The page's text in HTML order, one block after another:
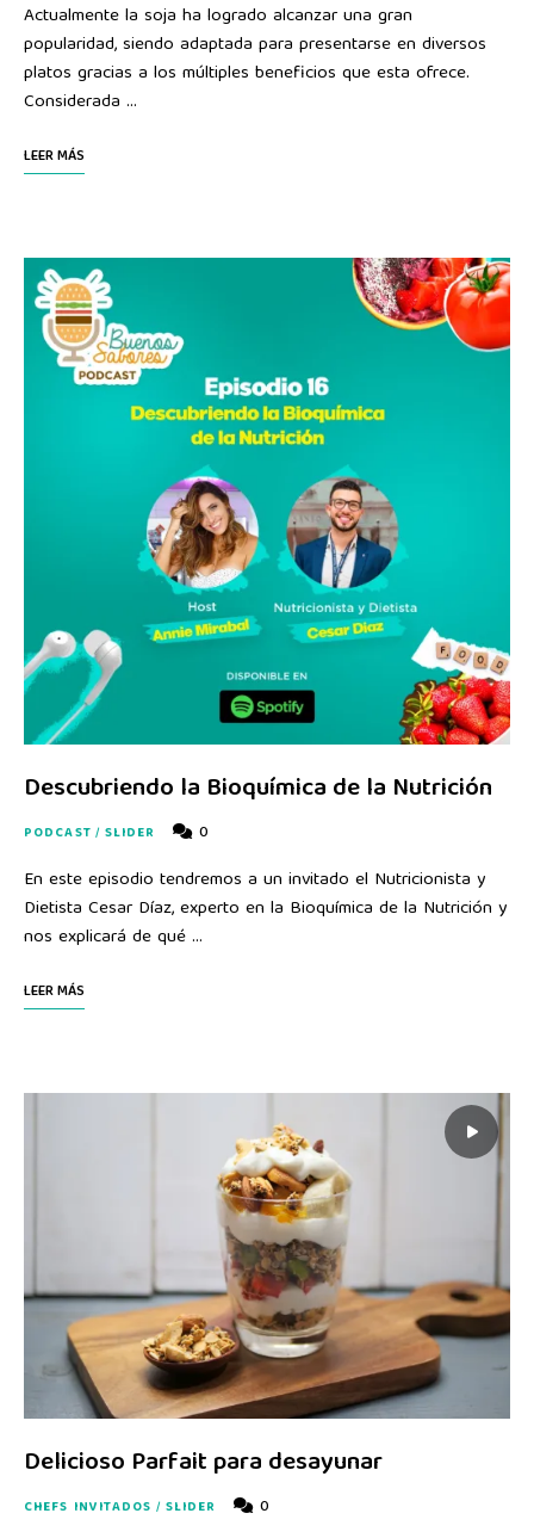
Actualmente la soja ha logrado alcanzar una gran
popularidad, siendo adaptada para presentarse en diversos
platos gracias a los múltiples beneficios que esta ofrece.
Considerada …
LEER MÁS
Descubriendo la Bioquímica de la Nutrición
PODCAST / SLIDER 0
En este episodio tendremos a un invitado el Nutricionista y
Dietista Cesar Díaz, experto en la Bioquímica de la Nutrición y
nos explicará de qué …
LEER MÁS
Delicioso Parfait para desayunar
CHEFS INVITADOS / SLIDER 0